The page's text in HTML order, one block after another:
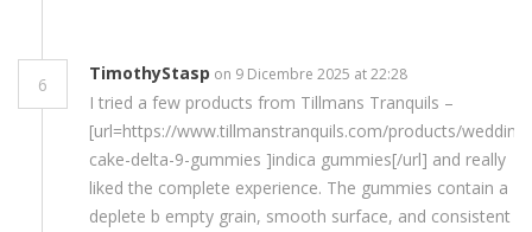
6
TimothyStasp on 9 Dicembre 2025 at 22:28
I tried a few products from Tillmans Tranquils –
[url=https://www.tillmanstranquils.com/products/wedding-
cake-delta-9-gummies ]indica gummies[/url] and really
liked the complete experience. The gummies contain a
deplete b empty grain, smooth surface, and consistent